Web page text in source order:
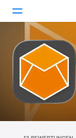
Heute
Spiele
Apps
Arcade